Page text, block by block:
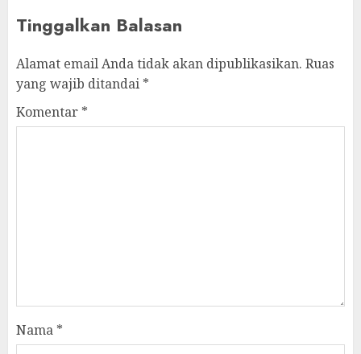
Tinggalkan Balasan
Alamat email Anda tidak akan dipublikasikan. Ruas
yang wajib ditandai *
Komentar *
Nama *